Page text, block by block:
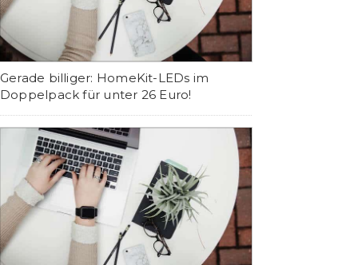
Gerade billiger: HomeKit-LEDs im
Doppelpack für unter 26 Euro!